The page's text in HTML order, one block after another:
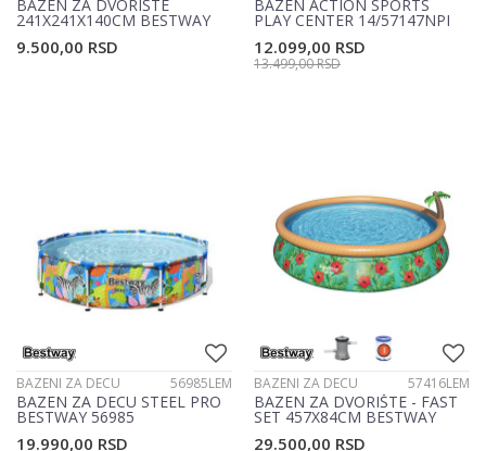
BAZEN ZA DVORIŠTE
241X241X140CM BESTWAY
9.500,00 RSD
BAZEN ACTION SPORTS
PLAY CENTER 14/57147NPI
12.099,00 RSD
13.499,00RSD
BAZENI ZA DECU 56985LEM
BAZEN ZA DECU STEEL PRO
BESTWAY 56985
19.990,00 RSD
BAZENI ZA DECU 57416LEM
BAZEN ZA DVORIŠTE - FAST
SET 457X84CM BESTWAY
29.500,00 RSD